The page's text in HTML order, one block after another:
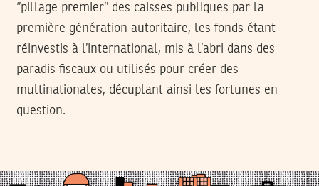
‘’pillage premier’’ des caisses publiques par la
première génération autoritaire, les fonds étant
réinvestis à l’international, mis à l’abri dans des
paradis fiscaux ou utilisés pour créer des
multinationales, décuplant ainsi les fortunes en
question.